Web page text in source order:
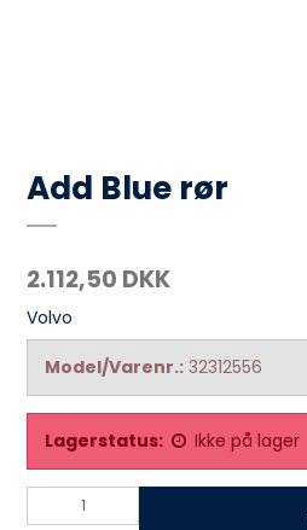
Add Blue rør
2.112,50 DKK
Volvo
Model/Varenr.: 32312556
Lagerstatus: Ikke på lager